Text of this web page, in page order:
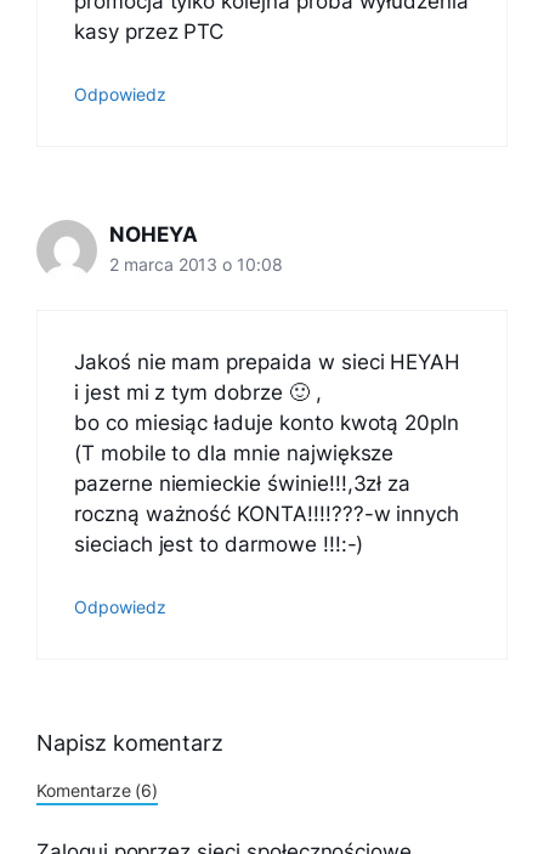
kasy przez PTC
Odpowiedz
NOHEYA
2 marca 2013 o 10:08
Jakoś nie mam prepaida w sieci HEYAH
i jest mi z tym dobrze 🙂 ,
bo co miesiąc ładuje konto kwotą 20pln
(T mobile to dla mnie największe
pazerne niemieckie świnie!!!,3zł za
roczną ważność KONTA!!!!???-w innych
sieciach jest to darmowe !!!:-)
Odpowiedz
Napisz komentarz
Komentarze (6)